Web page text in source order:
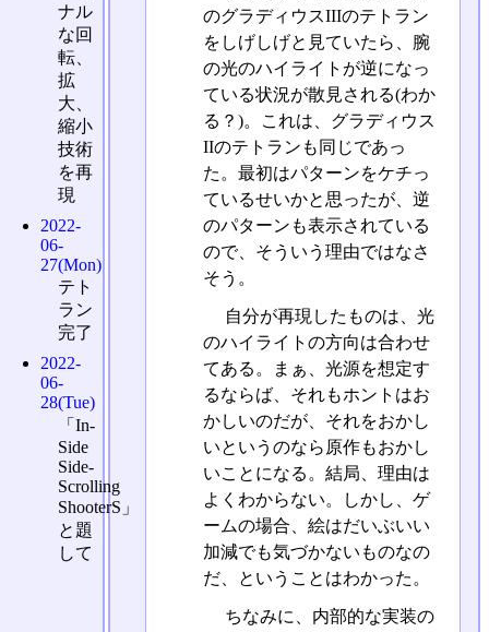
のグラディウスIIIのテトラン
をしげしげと見ていたら、腕
の光のハイライトが逆になっ
ている状況が散見される(わか
る？)。これは、グラディウス
IIのテトランも同じであっ
た。最初はパターンをケチっ
ているせいかと思ったが、逆
のパターンも表示されている
ので、そういう理由ではなさ
そう。
自分が再現したものは、光
のハイライトの方向は合わせ
てある。まぁ、光源を想定す
るならば、それもホントはお
かしいのだが、それをおかし
いというのなら原作もおかし
いことになる。結局、理由は
よくわからない。しかし、ゲ
ームの場合、絵はだいぶいい
加減でも気づかないものなの
だ、ということはわかった。
ちなみに、内部的な実装の
ナル
な回
転、
拡
大、
縮小
技術
を再
現
2022-
06-
27(Mon)
テト
ラン
完了
2022-
06-
28(Tue)
「In-
Side
Side-
Scrolling
ShooterS」
と題
して